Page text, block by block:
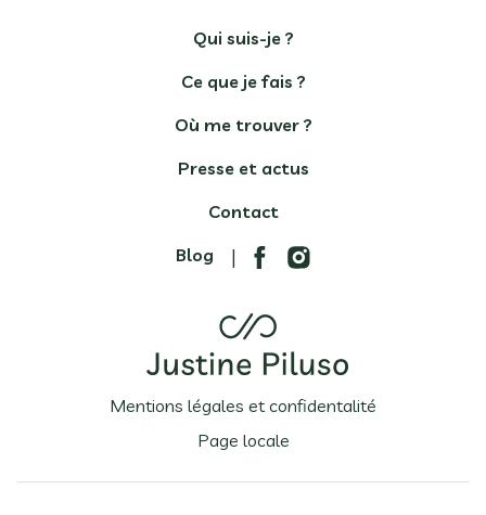
Qui suis-je ?
Ce que je fais ?
Où me trouver ?
Presse et actus
Contact
Blog
|
Mentions légales et confidentalité
Page locale